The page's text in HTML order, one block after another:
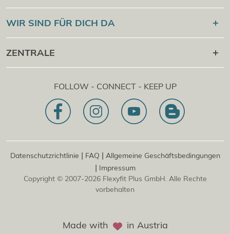
Online Campus
Cert Check
Flexyfit
Sport Academy
Flexyfit Massage Academy
Flexyfit®Beauty Academy
WIR SIND FÜR DICH DA
+43 1 997 27 38
[email protected]
Beratungs- & Onlineanfrage
Unser Leitbild
ZENTRALE
1030 | Österreich
Dietrichgasse 27 E.EG2
Zweigstelle | DE
Konrad-Zuse-Platz 8
FOLLOW - CONNECT - KEEP UP
Datenschutzrichtlinie | FAQ | Allgemeine Geschäftsbedingungen
| Impressum
Copyright © 2007-2026 Flexyfit Plus GmbH. Alle Rechte
vorbehalten
Made with in Austria